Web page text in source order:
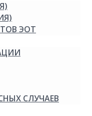
ЭОТ
СЛУЧАЕВ